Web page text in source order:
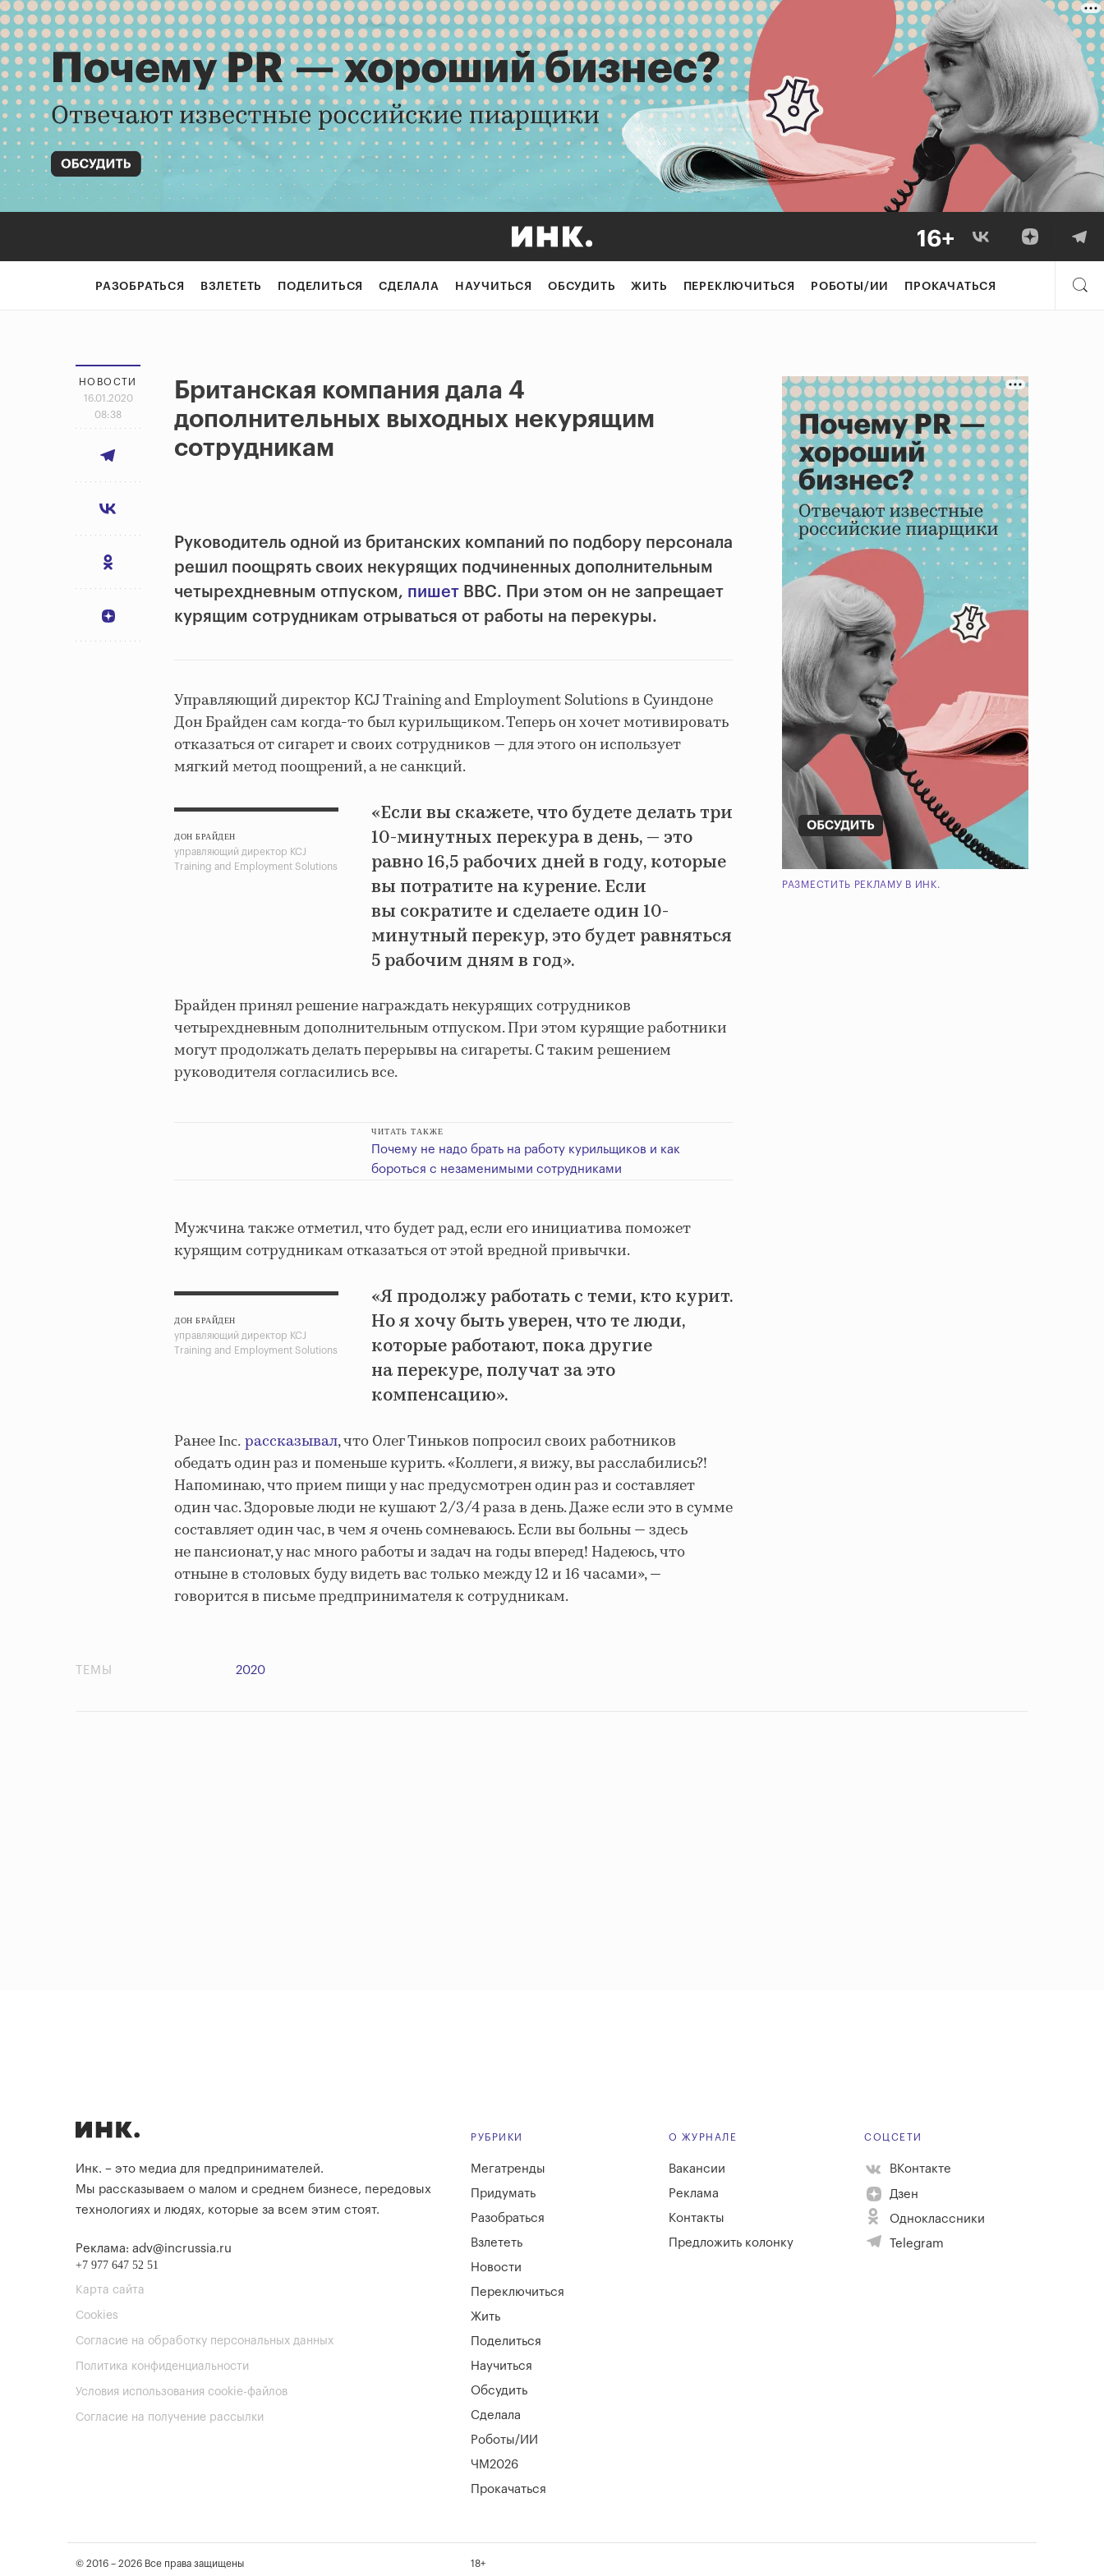
РАЗОБРАТЬСЯ ВЗЛЕТЕТЬ ПОДЕЛИТЬСЯ СДЕЛАЛА НАУЧИТЬСЯ ОБСУДИТЬ ЖИТЬ ПЕРЕКЛЮЧИТЬСЯ РОБОТЫ/ИИ ПРОКАЧАТЬСЯ
НОВОСТИ
16.01.2020
08:38
Британская компания дала 4
дополнительных выходных некурящим
сотрудникам
Руководитель одной из британских компаний по подбору персонала
решил поощрять своих некурящих подчиненных дополнительным
четырехдневным отпуском, пишет BBC. При этом он не запрещает
курящим сотрудникам отрываться от работы на перекуры.
Управляющий директор KCJ Training and Employment Solutions в Суиндоне
Дон Брайден сам когда-то был курильщиком. Теперь он хочет мотивировать
отказаться от сигарет и своих сотрудников — для этого он использует
мягкий метод поощрений, а не санкций.
ДОН БРАЙДЕН
управляющий директор KCJ
Training and Employment Solutions
«Если вы скажете, что будете делать три
10-минутных перекура в день, — это
равно 16,5 рабочих дней в году, которые
вы потратите на курение. Если
вы сократите и сделаете один 10-
минутный перекур, это будет равняться
5 рабочим дням в год».
Брайден принял решение награждать некурящих сотрудников
четырехдневным дополнительным отпуском. При этом курящие работники
могут продолжать делать перерывы на сигареты. С таким решением
руководителя согласились все.
ЧИТАТЬ ТАКЖЕ
Почему не надо брать на работу курильщиков и как
бороться с незаменимыми сотрудниками
Мужчина также отметил, что будет рад, если его инициатива поможет
курящим сотрудникам отказаться от этой вредной привычки.
ДОН БРАЙДЕН
управляющий директор KCJ
Training and Employment Solutions
«Я продолжу работать с теми, кто курит.
Но я хочу быть уверен, что те люди,
которые работают, пока другие
на перекуре, получат за это
компенсацию».
Ранее Inc. рассказывал, что Олег Тиньковпопросил своих работников
обедать один раз и поменьше курить.«Коллеги, я вижу, вы расслабились?!
Напоминаю, что прием пищи у нас предусмотрен один раз и составляет
один час. Здоровые люди не кушают 2/3/4 раза в день. Даже если это в сумме
составляет один час, в чем я очень сомневаюсь. Если вы больны — здесь
не пансионат, у нас много работы и задач на годы вперед! Надеюсь, что
отныне в столовых буду видеть вас только между 12 и 16 часами», —
говорится в письме предпринимателя к сотрудникам.
РАЗМЕСТИТЬ РЕКЛАМУ В ИНК.
ТЕМЫ 2020
Инк. – это медиа для предпринимателей.
Мы рассказываем о малом и среднем бизнесе, передовых
технологиях и людях, которые за всем этим стоят.
Реклама: adv@incrussia.ru
+7 977 647 52 51
Карта сайта
Cookies
Согласие на обработку персональных данных
Политика конфиденциальности
Условия использования cookie-файлов
Согласие на получение рассылки
РУБРИКИ
Мегатренды
Придумать
Разобраться
Взлететь
Новости
Переключиться
Жить
Поделиться
Научиться
Обсудить
Сделала
Роботы/ИИ
ЧМ2026
Прокачаться
О ЖУРНАЛЕ
Вакансии
Реклама
Контакты
Предложить колонку
СОЦСЕТИ
ВКонтакте
Дзен
Одноклассники
Telegram
© 2016 – 2026 Все права защищены 18+